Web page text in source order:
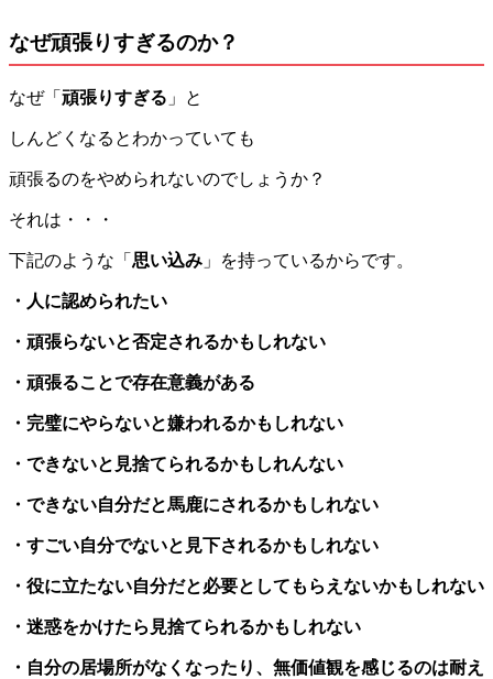
なぜ頑張りすぎるのか？
なぜ「 頑張りすぎる 」と
しんどくなるとわかっていても
頑張るのをやめられないのでしょうか？
それは・・・
下記のような「 思い込み 」を持っているからです。
・人に認められたい
・頑張らないと否定されるかもしれない
・頑張ることで存在意義がある
・完璧にやらないと嫌われるかもしれない
・できないと見捨てられるかもしれんない
・できない自分だと馬鹿にされるかもしれない
・すごい自分でないと見下されるかもしれない
・役に立たない自分だと必要としてもらえないかもしれない
・迷惑をかけたら見捨てられるかもしれない
・自分の居場所がなくなったり、無価値観を感じるのは耐え